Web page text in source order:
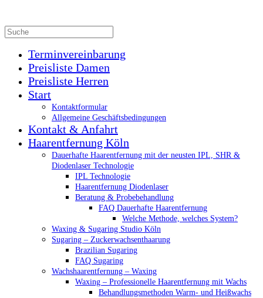
Terminvereinbarung
Preisliste Damen
Preisliste Herren
Start
Kontaktformular
Allgemeine Geschäftsbedingungen
Kontakt & Anfahrt
Haarentfernung Köln
Dauerhafte Haarentfernung mit der neusten IPL, SHR &
Diodenlaser Technologie
IPL Technologie
Haarentfernung Diodenlaser
Beratung & Probebehandlung
FAQ Dauerhafte Haarentfernung
Welche Methode, welches System?
Waxing & Sugaring Studio Köln
Sugaring – Zuckerwachsenthaarung
Brazilian Sugaring
FAQ Sugaring
Wachshaarentfernung – Waxing
Waxing – Professionelle Haarentfernung mit Wachs
Behandlungsmethoden Warm- und Heißwachs